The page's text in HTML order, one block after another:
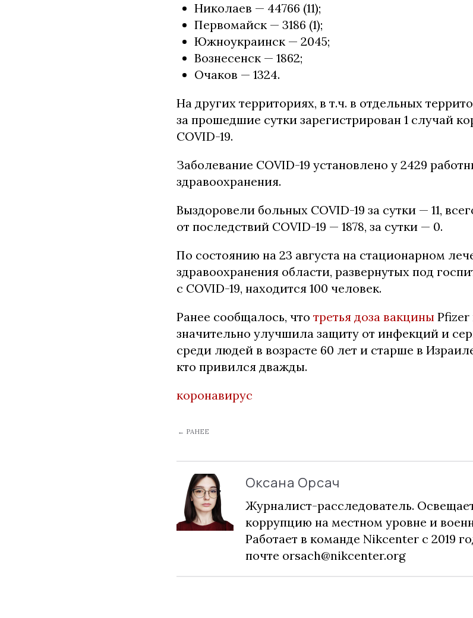
Николаев — 44766 (11);
Первомайск — 3186 (1);
Южноукраинск — 2045;
Вознесенск — 1862;
Очаков — 1324.
На других территориях, в т.ч. в отдельных
за прошедшие сутки зарегистрирован 1 случай
COVID-19.
Заболевание COVID-19 установлено у 2429
здравоохранения.
Выздоровели больных COVID-19 за сутки — 11,
от последствий COVID-19 — 1878, за сутки — 0.
По состоянию на 23 августа на стационарном
здравоохранения области, развернутых под
с COVID-19, находится 100 человек.
Ранее сообщалось, что третья доза вакцины Pfizer
значительно улучшила защиту от инфекций и
среди людей в возрасте 60 лет и старше в
кто привился дважды.
коронавирус
← РАНЕЕ
Оксана Орсач
Журналист-расследователь.
коррупцию на местном уровне и
Работает в команде Nikcenter с 2019
почте orsach@nikcenter.org